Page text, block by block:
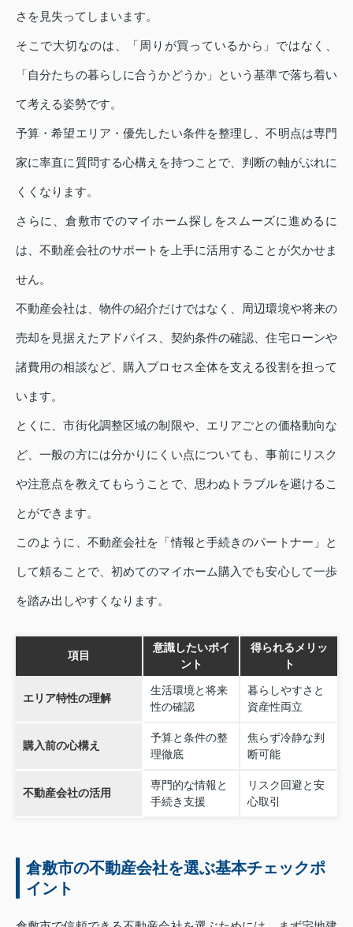
さを見失ってしまいます。
そこで大切なのは、「周りが買っているから」ではなく、
「自分たちの暮らしに合うかどうか」という基準で落ち着い
て考える姿勢です。
予算・希望エリア・優先したい条件を整理し、不明点は専門
家に率直に質問する心構えを持つことで、判断の軸がぶれに
くくなります。
さらに、倉敷市でのマイホーム探しをスムーズに進めるに
は、不動産会社のサポートを上手に活用することが欠かせま
せん。
不動産会社は、物件の紹介だけではなく、周辺環境や将来の
売却を見据えたアドバイス、契約条件の確認、住宅ローンや
諸費用の相談など、購入プロセス全体を支える役割を担って
います。
とくに、市街化調整区域の制限や、エリアごとの価格動向な
ど、一般の方には分かりにくい点についても、事前にリスク
や注意点を教えてもらうことで、思わぬトラブルを避けるこ
とができます。
このように、不動産会社を「情報と手続きのパートナー」と
して頼ることで、初めてのマイホーム購入でも安心して一歩
を踏み出しやすくなります。
項目
意識したいポイ
ント
得られるメリッ
ト
エリア特性の理解
生活環境と将来
性の確認
暮らしやすさと
資産性両立
購入前の心構え
予算と条件の整
理徹底
焦らず冷静な判
断可能
不動産会社の活用
専門的な情報と
手続き支援
リスク回避と安
心取引
倉敷市の不動産会社を選ぶ基本チェックポ
イント